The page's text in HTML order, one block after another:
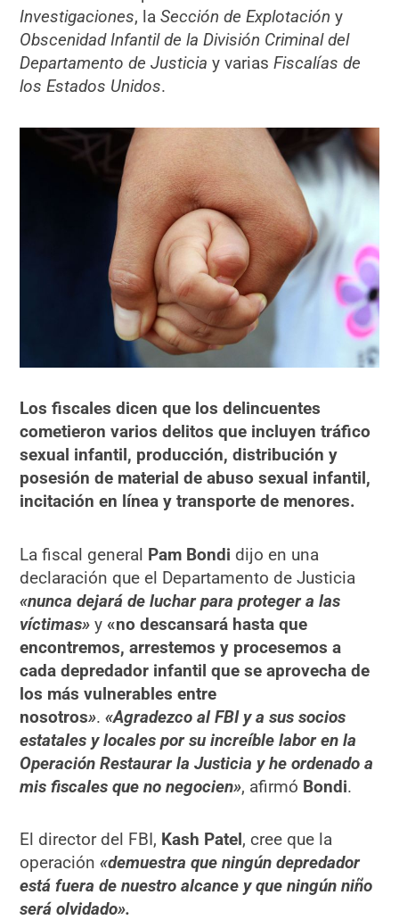
Investigaciones, laSección de Explotación y
Obscenidad Infantil de la División Criminal del
Departamento de Justicia y variasFiscalías de
los Estados Unidos.
Los fiscales dicen que los delincuentes
cometieron varios delitos que incluyen tráfico
sexual infantil, producción, distribución y
posesión de material de abuso sexual infantil,
incitación en línea y transporte de menores.
La fiscal general Pam Bondi dijo en una
declaración que el Departamento de Justicia
«nunca dejará de luchar para proteger a las
víctimas» y «no descansará hasta que
encontremos, arrestemos y procesemos a
cada depredador infantil que se aprovecha de
los más vulnerables entre
nosotros».«Agradezco al FBI y a sus socios
estatales y locales por su increíble labor en la
Operación Restaurar la Justicia y he ordenado a
mis fiscales que no negocien», afirmó Bondi.
El director del FBI, Kash Patel, cree que la
operación«demuestra que ningún depredador
está fuera de nuestro alcance y que ningún niño
será olvidado».